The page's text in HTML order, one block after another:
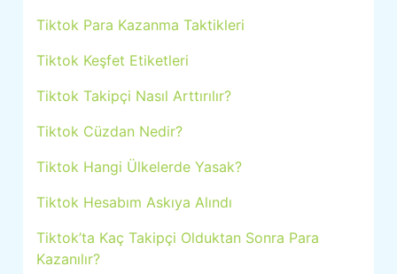
Tiktok Para Kazanma Taktikleri
Tiktok Keşfet Etiketleri
Tiktok Takipçi Nasıl Arttırılır?
Tiktok Cüzdan Nedir?
Tiktok Hangi Ülkelerde Yasak?
Tiktok Hesabım Askıya Alındı
Tiktok’ta Kaç Takipçi Olduktan Sonra Para
Kazanılır?